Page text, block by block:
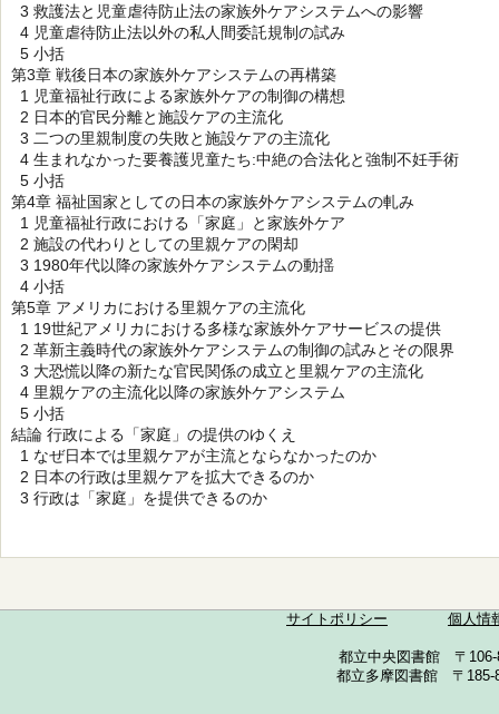
3 救護法と児童虐待防止法の家族外ケアシステムへの影響
4 児童虐待防止法以外の私人間委託規制の試み
5 小括
第3章 戦後日本の家族外ケアシステムの再構築
1 児童福祉行政による家族外ケアの制御の構想
2 日本的官民分離と施設ケアの主流化
3 二つの里親制度の失敗と施設ケアの主流化
4 生まれなかった要養護児童たち:中絶の合法化と強制不妊手術
5 小括
第4章 福祉国家としての日本の家族外ケアシステムの軋み
1 児童福祉行政における「家庭」と家族外ケア
2 施設の代わりとしての里親ケアの閑却
3 1980年代以降の家族外ケアシステムの動揺
4 小括
第5章 アメリカにおける里親ケアの主流化
1 19世紀アメリカにおける多様な家族外ケアサービスの提供
2 革新主義時代の家族外ケアシステムの制御の試みとその限界
3 大恐慌以降の新たな官民関係の成立と里親ケアの主流化
4 里親ケアの主流化以降の家族外ケアシステム
5 小括
結論 行政による「家庭」の提供のゆくえ
1 なぜ日本では里親ケアが主流とならなかったのか
2 日本の行政は里親ケアを拡大できるのか
3 行政は「家庭」を提供できるのか
サイトポリシー 個人情
都立中央図書館 〒
都立多摩図書館 〒185-